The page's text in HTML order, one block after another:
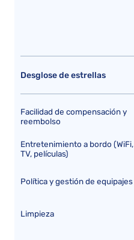
Desglose de estrellas
Facilidad de compensación y
reembolso
Entretenimiento a bordo (WiFi,
TV, películas)
Política y gestión de equipajes
Limpieza